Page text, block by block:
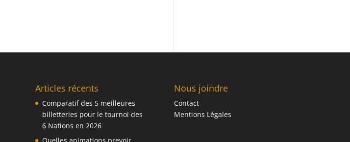
Articles récents
Comparatif des 5 meilleures
billetteries pour le tournoi des
6 Nations en 2026
Nous joindre
Contact
Mentions Légales